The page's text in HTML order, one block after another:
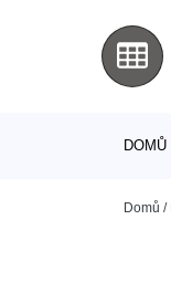
DOMŮ
Domů /